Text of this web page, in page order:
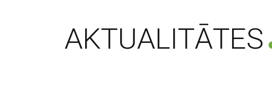
AKTUALITĀTES